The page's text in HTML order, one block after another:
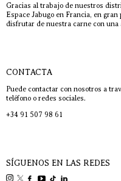
Gracias al trabajo de nuestros
Espace Jabugo en Francia, en
disfrutar de nuestra carne con una
CONTACTA
Puede contactar con nosotros a
teléfono o redes sociales.
+34 91 507 98 61
SÍGUENOS EN LAS REDES